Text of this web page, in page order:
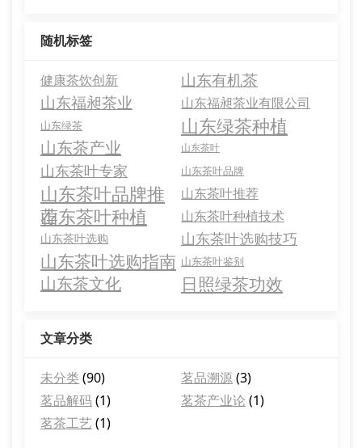
随机标签
健康茶饮创新
山东有机茶
山东福昶茶业
山东福昶茶业有限公司
山东绿茶 山东绿茶种植
山东茶产业 山东茶叶
山东茶叶专家 山东茶叶品牌
山东茶叶品牌推
荐
山东茶叶推荐
山东茶叶种植 山东茶叶种植技术
山东茶叶选购 山东茶叶选购技巧
山东茶叶选购指南 山东茶叶鉴别
山东茶文化 日照绿茶功效
文章分类
未分类(90) 茗品溯源(3)
茗品解码 (1) 茗茶产业论 (1)
茗茶工艺(1)